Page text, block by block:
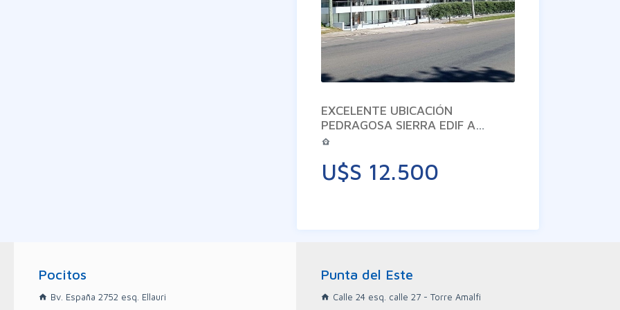
EXCELENTE UBICACIÓN
PEDRAGOSA SIERRA EDIF A
ESTRENAR CON SERVICIOS.
PROPIO
U$S 12.500
Pocitos
Bv. España 2752 esq. Ellauri
Punta del Este
Calle 24 esq. calle 27 - Torre Amalfi